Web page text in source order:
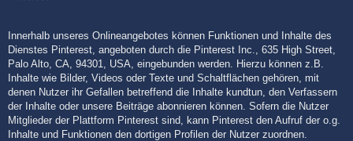
Innerhalb unseres Onlineangebotes können Funktionen und Inhalte des
Dienstes Pinterest, angeboten durch die Pinterest Inc., 635 High Street,
Palo Alto, CA, 94301, USA, eingebunden werden. Hierzu können z.B.
Inhalte wie Bilder, Videos oder Texte und Schaltflächen gehören, mit
denen Nutzer ihr Gefallen betreffend die Inhalte kundtun, den Verfassern
der Inhalte oder unsere Beiträge abonnieren können. Sofern die Nutzer
Mitglieder der Plattform Pinterest sind, kann Pinterest den Aufruf der o.g.
Inhalte und Funktionen den dortigen Profilen der Nutzer zuordnen.